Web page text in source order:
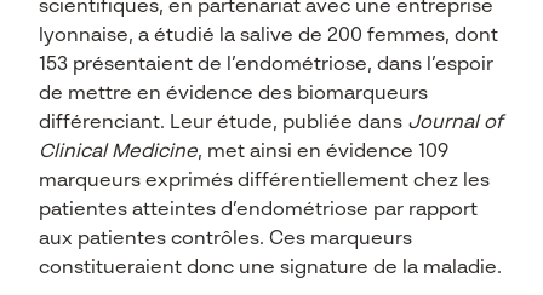
scientifiques, en partenariat avec une entreprise
lyonnaise, a étudié la salive de 200 femmes, dont
153 présentaient de l’endométriose, dans l’espoir
de mettre en évidence des biomarqueurs
différenciant. Leur étude, publiée dans Journal of
Clinical Medicine, met ainsi en évidence 109
marqueurs exprimés différentiellement chez les
patientes atteintes d’endométriose par rapport
aux patientes contrôles. Ces marqueurs
constitueraient donc une signature de la maladie.